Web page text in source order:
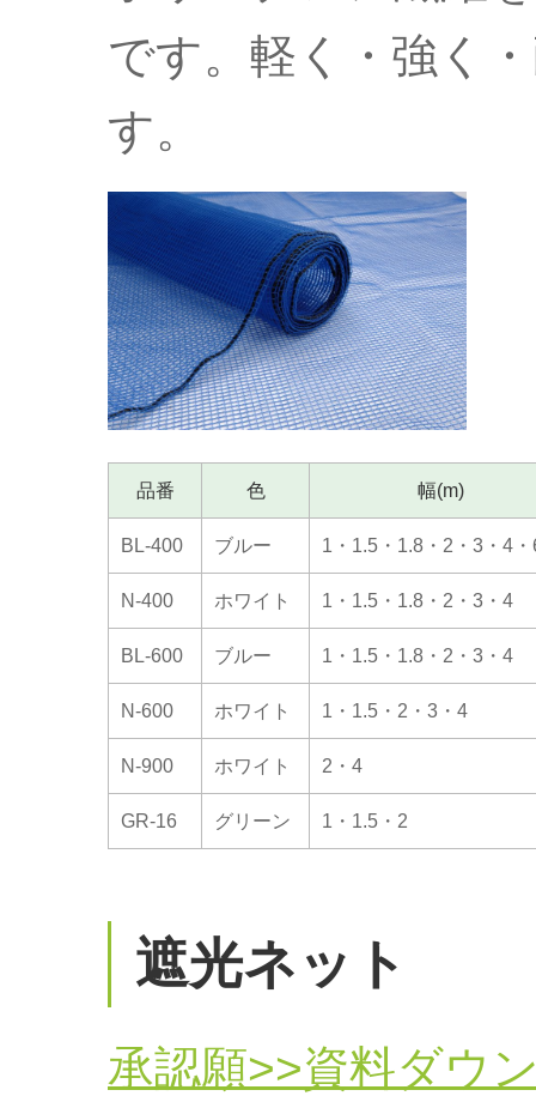
です。軽く・強く
す。
品番 色 幅(m)
BL-400 ブルー 1・1.5・1.8・2・3・4・
N-400 ホワイト 1・1.5・1.8・2・3・4
BL-600 ブルー 1・1.5・1.8・2・3・4
N-600 ホワイト 1・1.5・2・3・4
N-900 ホワイト 2・4
GR-16 グリーン 1・1.5・2
遮光ネット
承認願>>資料ダウ